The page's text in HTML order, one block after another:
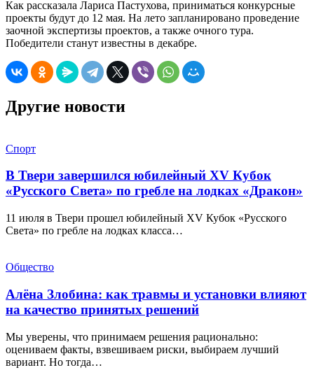
Как рассказала Лариса Пастухова, приниматься конкурсные
проекты будут до 12 мая. На лето запланировано проведение
заочной экспертизы проектов, а также очного тура.
Победители станут известны в декабре.
Другие новости
Спорт
В Твери завершился юбилейный XV Кубок
«Русского Света» по гребле на лодках «Дракон»
11 июля в Твери прошел юбилейный XV Кубок «Русского
Света» по гребле на лодках класса…
Общество
Алёна Злобина: как травмы и установки влияют
на качество принятых решений
Мы уверены, что принимаем решения рационально:
оцениваем факты, взвешиваем риски, выбираем лучший
вариант. Но тогда…